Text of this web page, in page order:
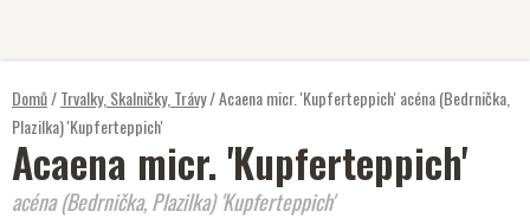
Domů/Trvalky, Skalničky, Trávy/Acaena micr. 'Kupferteppich'acéna (Bedrnička,
Plazilka) 'Kupferteppich'
Acaena micr. 'Kupferteppich'
acéna (Bedrnička, Plazilka) 'Kupferteppich'